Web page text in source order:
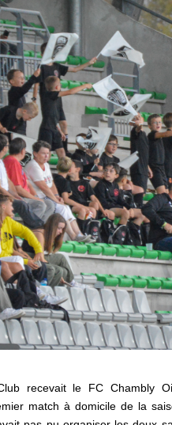
recevait le FC Chambly
match à domicile de la